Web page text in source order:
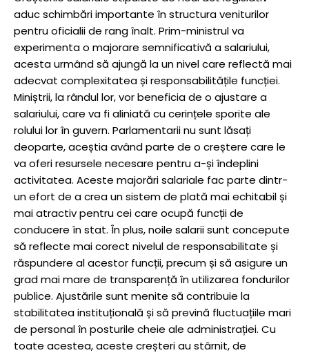
aduc schimbări importante în structura veniturilor
pentru oficialii de rang înalt. Prim-ministrul va
experimenta o majorare semnificativă a salariului,
acesta urmând să ajungă la un nivel care reflectă mai
adecvat complexitatea și responsabilitățile funcției.
Miniștrii, la rândul lor, vor beneficia de o ajustare a
salariului, care va fi aliniată cu cerințele sporite ale
rolului lor în guvern. Parlamentarii nu sunt lăsați
deoparte, aceștia având parte de o creștere care le
va oferi resursele necesare pentru a-și îndeplini
activitatea. Aceste majorări salariale fac parte dintr-
un efort de a crea un sistem de plată mai echitabil și
mai atractiv pentru cei care ocupă funcții de
conducere în stat. În plus, noile salarii sunt concepute
să reflecte mai corect nivelul de responsabilitate și
răspundere al acestor funcții, precum și să asigure un
grad mai mare de transparență în utilizarea fondurilor
publice. Ajustările sunt menite să contribuie la
stabilitatea instituțională și să prevină fluctuațiile mari
de personal în posturile cheie ale administrației. Cu
toate acestea, aceste creșteri au stârnit, de